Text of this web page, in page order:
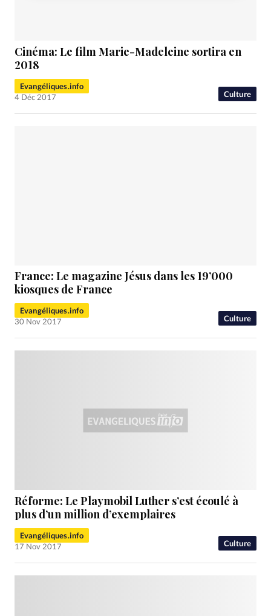
Culture
Cinéma: Le film Marie-Madeleine sortira en
2018
Evangéliques.info
4 Déc 2017
Culture
France: Le magazine Jésus dans les 19’000
kiosques de France
Evangéliques.info
30 Nov 2017
Culture
Réforme: Le Playmobil Luther s’est écoulé à
plus d’un million d’exemplaires
Evangéliques.info
17 Nov 2017